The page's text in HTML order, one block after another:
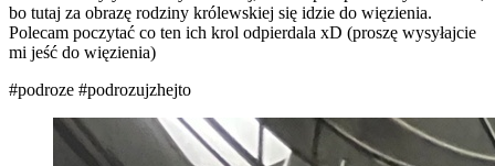
bo tutaj za obrazę rodziny królewskiej się idzie do więzienia.
Polecam poczytać co ten ich krol odpierdala xD (proszę wysyłajcie
mi jeść do więzienia)
#podroze #podrozujzhejto